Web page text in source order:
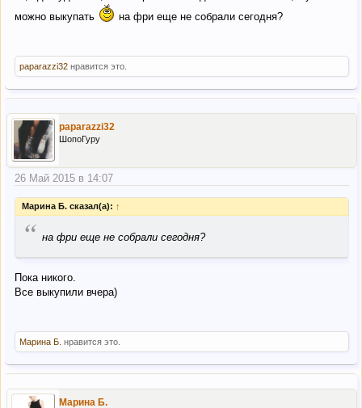
можно выкупать
на фри еще не собрали сегодня?
paparazzi32 нравится это.
paparazzi32
ШопоГуру
26 Май 2015 в 14:07
Марина Б. сказал(а): ↑
“ на фри еще не собрали сегодня?
Пока никого.
Все выкупили вчера)
Марина Б. нравится это.
Марина Б.